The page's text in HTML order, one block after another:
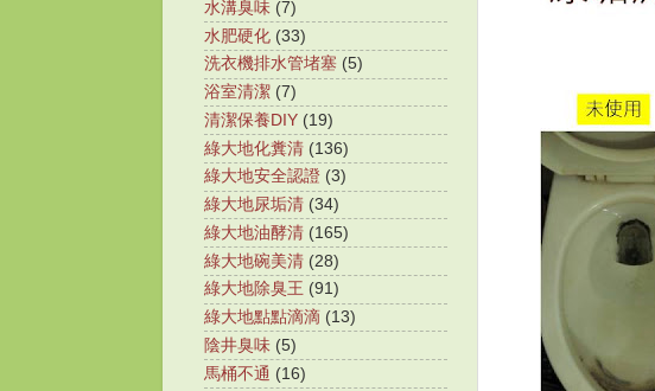
水溝臭味 (7)
水肥硬化 (33)
洗衣機排水管堵塞 (5)
浴室清潔 (7)
清潔保養DIY (19)
綠大地化糞清 (136)
綠大地安全認證 (3)
綠大地尿垢清 (34)
綠大地油酵清 (165)
綠大地碗美清 (28)
綠大地除臭王 (91)
綠大地點點滴滴 (13)
陰井臭味 (5)
馬桶不通 (16)